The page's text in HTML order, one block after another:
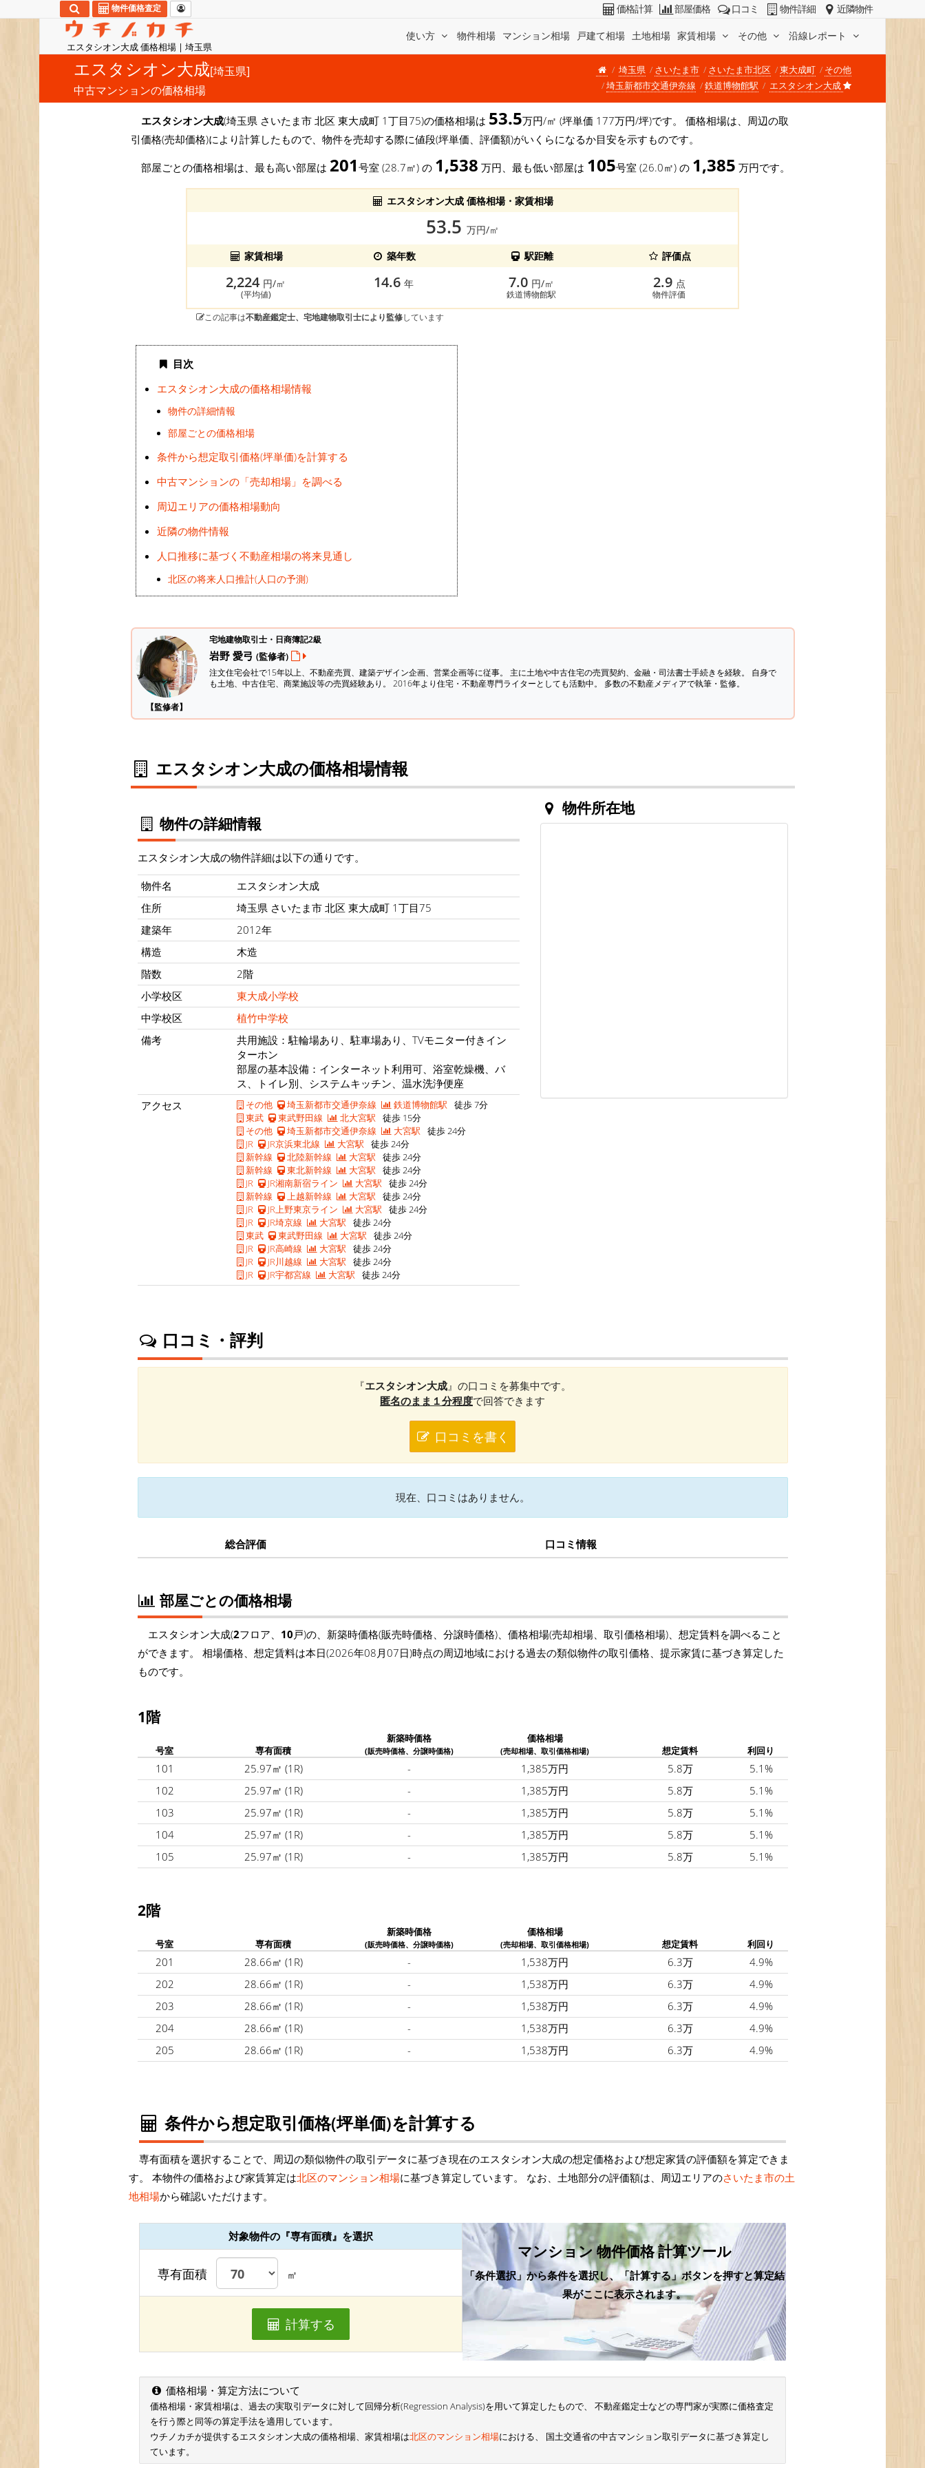
エスタシオン大成 価格相場 | 埼玉県
使い方 物件相場 マンション相場 戸建て相場 土地相場 家賃相場 その他 沿線レポート
物件価格査定 価格計算 部屋価格 口コミ 物件詳細 近隣物件
エスタシオン大成[埼玉県]
中古マンションの価格相場
埼玉県 さいたま市 さいたま市北区 東大成町
その他
埼玉新都市交通伊奈線
鉄道博物館駅 エスタシオン大成
エスタシオン大成(埼玉県 さいたま市 北区 東大成町 1丁目75)の価格相場は 53.5万円/㎡ (坪単価 177万円/坪)です。 価格相場は、周辺の取
引価格(売却価格)により計算したもので、物件を売却する際に値段(坪単価、評価額)がいくらになるか目安を示すものです。
部屋ごとの価格相場は、最も高い部屋は 201 号室 (28.7㎡) の 1,538 万円、最も低い部屋は 105号室 (26.0㎡) の 1,385 万円です。
エスタシオン大成 価格相場・家賃相場
53.5 万円/㎡
家賃相場
築年数 駅距離 評価点
2,224 円/㎡
(平均値)
14.6 年 7.0 円/㎡
鉄道博物館駅
2.9 点
物件評価
この記事は不動産鑑定士、宅地建物取引士により監修しています
目次
エスタシオン大成の価格相場情報
物件の詳細情報
部屋ごとの価格相場
条件から想定取引価格(坪単価)を計算する
中古マンションの「売却相場」を調べる
周辺エリアの価格相場動向
近隣の物件情報
人口推移に基づく不動産相場の将来見通し
北区の将来人口推計(人口の予測)
【監修者】
宅地建物取引士・日商簿記2級
岩野 愛弓 (監修者)
注文住宅会社で15年以上、不動産売買、建築デザイン企画、営業企画等に従事。 主に土地や中古住宅の売買契約、金融・司法書士手続きを経験。 自身で
も土地、中古住宅、商業施設等の売買経験あり。 2016年より住宅・不動産専門ライターとしても活動中。 多数の不動産メディアで執筆・監修。
エスタシオン大成の価格相場情報
物件の詳細情報
エスタシオン大成の物件詳細は以下の通りです。
物件名
エスタシオン大成
住所
埼玉県 さいたま市 北区 東大成町 1丁目75
建築年
2012年
構造
木造
階数
2階
小学校区
東大成小学校
中学校区
植竹中学校
備考
共用施設：駐輪場あり、駐車場あり、TVモニター付きイン
ターホン
部屋の基本設備：インターネット利用可、浴室乾燥機、バ
ス、トイレ別、システムキッチン、温水洗浄便座
アクセス
その他 埼玉新都市交通伊奈線 鉄道博物館駅 徒歩 7分
東武
東武野田線 北大宮駅 徒歩 15分
その他
埼玉新都市交通伊奈線 大宮駅 徒歩 24分
JR
JR京浜東北線 大宮駅 徒歩 24分
新幹線
北陸新幹線 大宮駅 徒歩 24分
新幹線
東北新幹線 大宮駅 徒歩 24分
JR
JR湘南新宿ライン 大宮駅 徒歩 24分
新幹線
上越新幹線 大宮駅 徒歩 24分
JR
JR上野東京ライン 大宮駅 徒歩 24分
JR
JR埼京線 大宮駅 徒歩 24分
東武
東武野田線 大宮駅 徒歩 24分
JR
JR高崎線 大宮駅 徒歩 24分
JR
JR川越線 大宮駅 徒歩 24分
JR
JR宇都宮線 大宮駅 徒歩 24分
物件所在地
口コミ・評判
『エスタシオン大成』の口コミを募集中です。
匿名のまま１分程度で回答できます
口コミを書く
現在、口コミはありません。
総合評価 口コミ情報
部屋ごとの価格相場
エスタシオン大成(2フロア、 10戸)の、新築時価格(販売時価格、分譲時価格)、価格相場(売却相場、取引価格相場)、想定賃料を調べること
ができます。 相場価格、想定賃料は本日(2026年08月07日)時点の周辺地域における過去の類似物件の取引価格、提示家賃に基づき算定した
ものです。
1階
号室 専有面積
新築時価格
(販売時価格、分譲時価格)
価格相場
(売却相場、取引価格相場) 想定賃料 利回り
101 25.97㎡ (1R) - 1,385万円 5.8万
5.1%
102
25.97㎡ (1R) - 1,385万円 5.8万
5.1%
103
25.97㎡ (1R) - 1,385万円 5.8万
5.1%
104
25.97㎡ (1R) - 1,385万円 5.8万
5.1%
105
25.97㎡ (1R) - 1,385万円 5.8万 5.1%
2階
号室 専有面積
新築時価格
(販売時価格、分譲時価格)
価格相場
(売却相場、取引価格相場) 想定賃料 利回り
201 28.66㎡ (1R) - 1,538万円 6.3万
4.9%
202
28.66㎡ (1R) - 1,538万円 6.3万
4.9%
203
28.66㎡ (1R) - 1,538万円 6.3万
4.9%
204
28.66㎡ (1R) - 1,538万円 6.3万
4.9%
205
28.66㎡ (1R) - 1,538万円 6.3万 4.9%
条件から想定取引価格(坪単価)を計算する
専有面積を選択することで、周辺の類似物件の取引データに基づき現在のエスタシオン大成の想定価格および想定家賃の評価額を算定できま
す。 本物件の価格および家賃算定は北区のマンション相場に基づき算定しています。 なお、土地部分の評価額は、周辺エリアのさいたま市の土
地相場から確認いただけます。
対象物件の『専有面積』を選択
専有面積 ㎡
計算する
マンション 物件価格 計算ツール
「条件選択」から条件を選択し、「計算する」ボタンを押すと算定結
果がここに表示されます。
価格相場・算定方法について
価格相場・家賃相場は、過去の実取引データに対して回帰分析(Regression Analysis)を用いて算定したもので、 不動産鑑定士などの専門家が実際に価格査定
を行う際と同等の算定手法を適用しています。
ウチノカチが提供するエスタシオン大成の価格相場、家賃相場は北区のマンション相場における、 国土交通省の中古マンション取引データに基づき算定し
ています。